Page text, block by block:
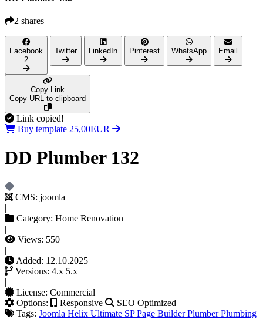
2 shares
Facebook
2
Twitter LinkedIn Pinterest WhatsApp Email
Copy Link
Copy URL to clipboard
Link copied!
Buy template 25,00EUR
DD Plumber 132
CMS: joomla
|
Category: Home Renovation
|
Views: 550
|
Added: 12.10.2025
Versions: 4.x 5.x
|
License: Commercial
Options:
Responsive
SEO Optimized
Tags: Joomla Helix Ultimate SP Page BuilderPlumberPlumbing